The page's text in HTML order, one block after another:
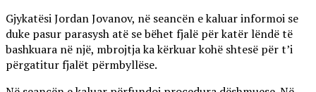
Gjykatësi Jordan Jovanov, në seancën e kaluar informoi se
duke pasur parasysh atë se bëhet fjalë për katër lëndë të
bashkuara në një, mbrojtja ka kërkuar kohë shtesë për t’i
përgatitur fjalët përmbyllëse.